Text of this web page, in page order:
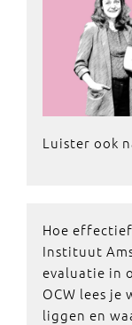
Luister ook
Hoe
Instituut
evaluatie in
OCW lees je
liggen en